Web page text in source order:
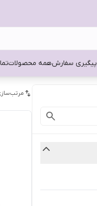
پیگیری سفارشهمه محصولات